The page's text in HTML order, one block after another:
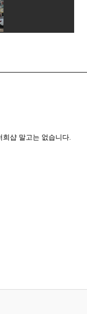
희샵 말고는 없습니다.